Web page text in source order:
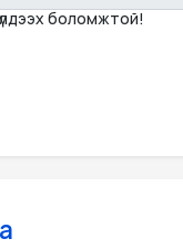
боломжтой!